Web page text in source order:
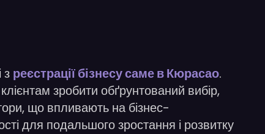
з реєстрації бізнесу саме в Кюрасао.
зробити обґрунтований вибір,
що впливають на бізнес-
для подальшого зростання і розвитку